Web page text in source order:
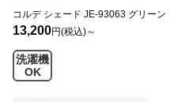
コルデ シェード JE-93063 グリーン
13,200円(税込)～
洗濯機
OK